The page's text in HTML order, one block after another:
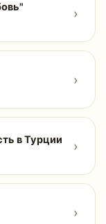
›
›
в Турции ›
›